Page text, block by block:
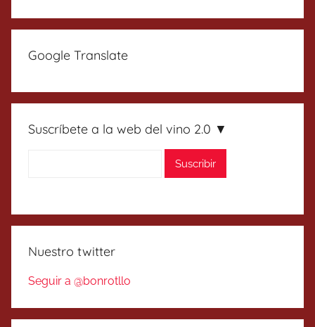
Google Translate
Suscríbete a la web del vino 2.0 ▼
Nuestro twitter
Seguir a @bonrotllo